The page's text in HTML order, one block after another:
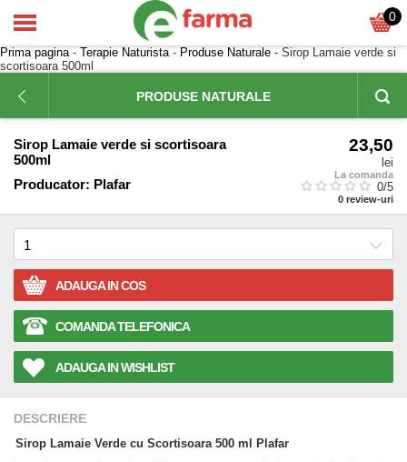
0
Prima pagina- Terapie Naturista- Produse Naturale - Sirop Lamaie verde si
scortisoara 500ml
PRODUSE NATURALE
Sirop Lamaie verde si scortisoara
500ml
Producator: Plafar
23,50
lei
La comanda
0/5
0 review-uri
ADAUGA IN COS
COMANDA TELEFONICA
ADAUGA IN WISHLIST
DESCRIERE
Sirop Lamaie Verde cu Scortisoara 500 ml Plafar